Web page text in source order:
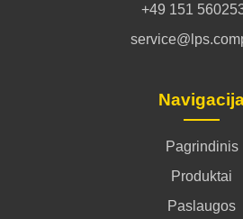
+49 151
Pagrindinis
Produktai
Paslaugos